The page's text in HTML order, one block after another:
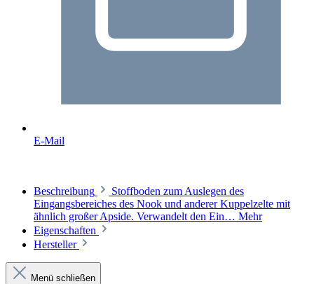
E-Mail
Beschreibung
Stoffboden zum Auslegen des
Eingangsbereiches des Nook und anderer Kuppelzelte mit
ähnlich großer Apside. Verwandelt den Ein… Mehr
Eigenschaften
Hersteller
Menü schließen